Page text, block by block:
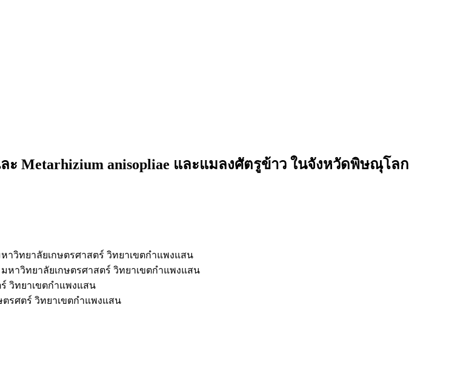
ะ Metarhizium anisopliae และแมลงศัตรูข้าว ในจังหวัดพิษณุโลก
วิทยาลัยเกษตรศาสตร์ วิทยาเขตกำแพงแสน
หาวิทยาลัยเกษตรศาสตร์ วิทยาเขตกำแพงแสน
วิทยาเขตกำแพงแสน
รศตร์ วิทยาเขตกำแพงแสน